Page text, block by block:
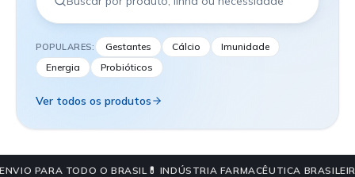
POPULARES: Gestantes Cálcio
Imunidade
Energia
Probióticos
Ver todos os produtos
PARA TODO O BRASIL💊 INDÚSTRIA FARMACÊUTICA